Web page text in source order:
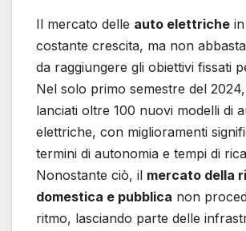
Il mercato delle auto elettriche
costante crescita, ma non
da raggiungere gli obiettivi fissati
Nel solo primo semestre del
lanciati oltre 100 nuovi modelli di
elettriche, con miglioramenti
termini di autonomia e tempi di
Nonostante ciò, il mercato della
domestica e pubblica non
ritmo, lasciando parte delle